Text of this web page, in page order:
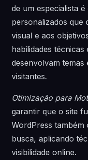
de um especialista
personalizados que
visual e aos
habilidades
desenvolvam temas
visitantes.
Otimização para
garantir que o site
WordPress também
busca, aplicando
visibilidade online.